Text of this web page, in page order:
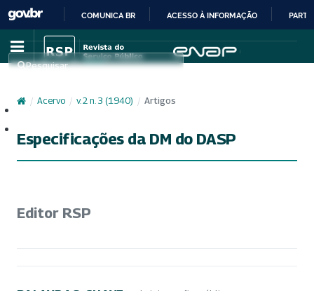
IR
PARA
CONTEÚDO
COMUNICA BR ACESSO À INFORMAÇÃO
Pesquisar
/ Acervo / v. 2 n. 3 (1940) / Artigos
Especificações da DM do DASP
Editor RSP